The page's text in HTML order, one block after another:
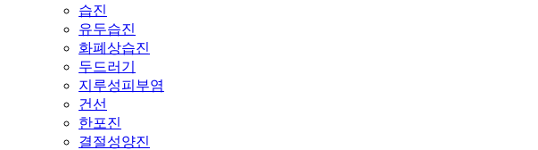
습진
유두습진
화폐상습진
두드러기
지루성피부염
건선
한포진
결절성양진